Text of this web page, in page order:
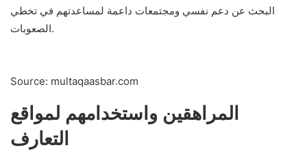
البحث عن دعم نفسي ومجتمعات داعمة لمساعدتهم في تخطي
الصعوبات.
Source: multaqaasbar.com
المراهقين واستخدامهم لمواقع
التعارف